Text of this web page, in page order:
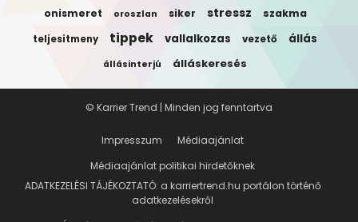
onismeret oroszlan siker stressz szakma
teljesitmeny tippek vallalkozas vezető állás
állásinterjú álláskeresés
Impresszum
Médiaajánlat
Médiaajánlat politikai hirdetőknek
ADATKEZELÉSI TÁJÉKOZTATÓ: a karriertrend.hu portálon történő
adatkezelésekről
© Karrier Trend | Minden jog fenntartva